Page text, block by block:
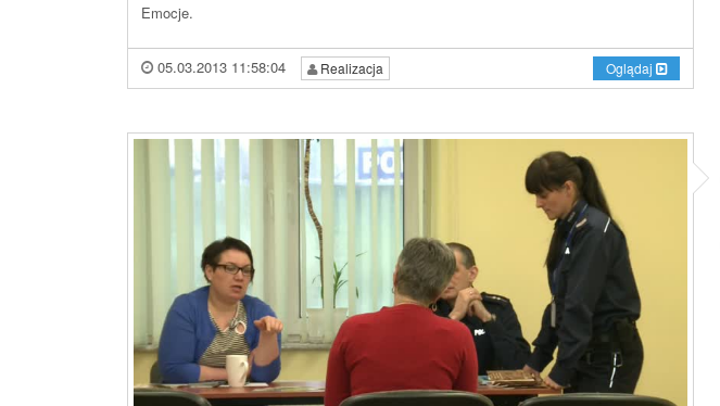
Emocje.
05.03.2013 11:58:04 Realizacja Oglądaj